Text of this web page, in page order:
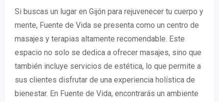
Si buscas un lugar en Gijón para rejuvenecer tu cuerpo y
mente, Fuente de Vida se presenta como un centro de
masajes y terapias altamente recomendable. Este
espacio no solo se dedica a ofrecer masajes, sino que
también incluye servicios de estética, lo que permite a
sus clientes disfrutar de una experiencia holística de
bienestar. En Fuente de Vida, encontrarás un ambiente